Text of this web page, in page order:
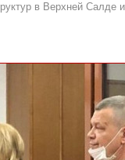
в Верхней Салде